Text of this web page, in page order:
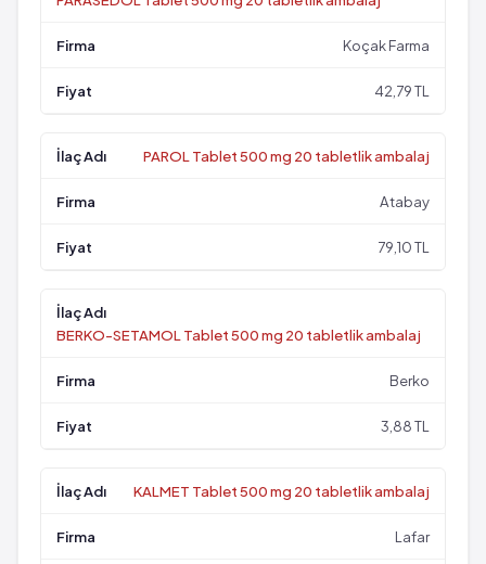
Koçak Farma
42,79 TL
PAROL Tablet 500 mg 20 tabletlik ambalaj
Atabay
79,10 TL
BERKO-SETAMOL Tablet 500 mg 20 tabletlik ambalaj
Berko
3,88 TL
KALMET Tablet 500 mg 20 tabletlik ambalaj
Lafar